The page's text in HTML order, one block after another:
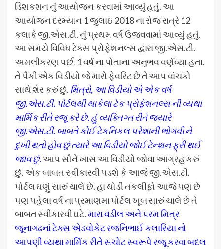
ડિશકશન નું આયોજન કરવામાં આવ્યું હતું. આ
આયોજન દરમ્યાન 1 જુલાઇ 2018 ના રોજ રાત્રે 12
કલાકે જી.એસ.ટી. નું પ્રથમ વર્ષ ઉજવવામાં આવ્યું હતું.
આ સમયે વિવિધ ટેક્સ પ્રોફેશનલ્સ દ્વારા જી.એસ.ટી.
અમલીકરણ પછી 1 વર્ષ ના પોતાના અનુભવ વર્ણવ્યા હતા.
તે પૈકી એક વિડીયો જે મારો ફેવરિટ છે તે આપ વાંચકો
સાથે શેર કરું છું. મિત્રો, આ વિડીયો એ એક વર્ષ
જી.એસ.ટી. પોર્ટલથી થાકેલા ટેક પ્રોફેશનલ્સ ની વ્યથા
માર્મિક રીતે રજૂ કરે છે.હું વ્યક્તિગ્ત રીતે જ્યારે
જી.એસ.ટી. બાબતે કોઈ ટેકનિકલ પરેશાની ભોગવી ને
દુખી થતો હોવ છું ત્યારે આ વિડીયો જોઈ ટેન્શન ફ્રી થઈ
જાવ છું.આપ સૌને ખાસ આ વિડીયો જોવા આગ્રહ કરું
છું. એક બાબત સ્વીકારવી પડશે કે આજે જી.એસ.ટી.
પોર્ટલ ઘણું સારું ચાલે છે. હા થોડી તકલીફો આજે પણ છે
પણ પહેલા વર્ષ ના પ્રમાણમા પોર્ટલ ખૂબ સારું ચાલે છે તે
બાબત સ્વીકારવી ઘટે.મારા વડીલ અને પરમ મિત્ર
જૂનાગઢનાં ટેક્સ એડવોકેટ રજનિભાઈ કલારિયા નો
આપણી વ્યથા માર્મિક રીતે સચોટ સ્વરૂપે રજૂ કરવા બદલ